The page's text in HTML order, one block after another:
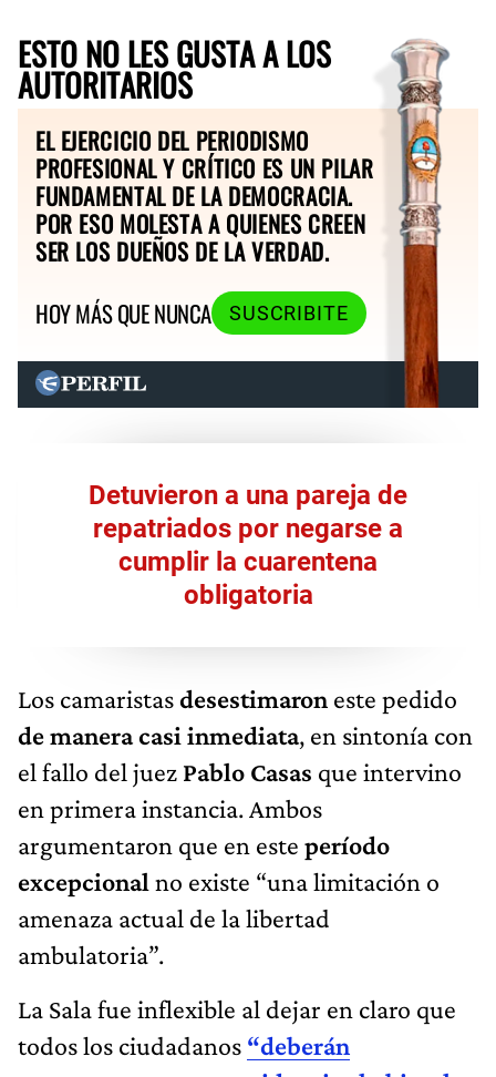
ESTO NO LES GUSTA A LOS
AUTORITARIOS
EL EJERCICIO DEL PERIODISMO
PROFESIONAL Y CRÍTICO ES UN PILAR
FUNDAMENTAL DE LA DEMOCRACIA.
POR ESO MOLESTA A QUIENES CREEN
SER LOS DUEÑOS DE LA VERDAD.
HOY MÁS QUE NUNCA
SUSCRIBITE
Detuvieron a una pareja de
repatriados por negarse a
cumplir la cuarentena
obligatoria
Los camaristasdesestimaron este pedido
de manera casi inmediata, en sintonía con
el fallo del juez Pablo Casas que intervino
en primera instancia. Ambos
argumentaron que en este período
excepcional no existe “una limitación o
amenaza actual de la libertad
ambulatoria”.
La Sala fue inflexible al dejar en claro que
todos los ciudadanos “deberán